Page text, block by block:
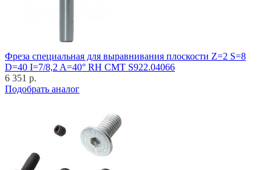
Фреза специальная для выравнивания плоскости Z=2 S=8
D=40 I=7/8,2 A=40° RH CMT S922.04066
6 351 р.
Подобрать аналог